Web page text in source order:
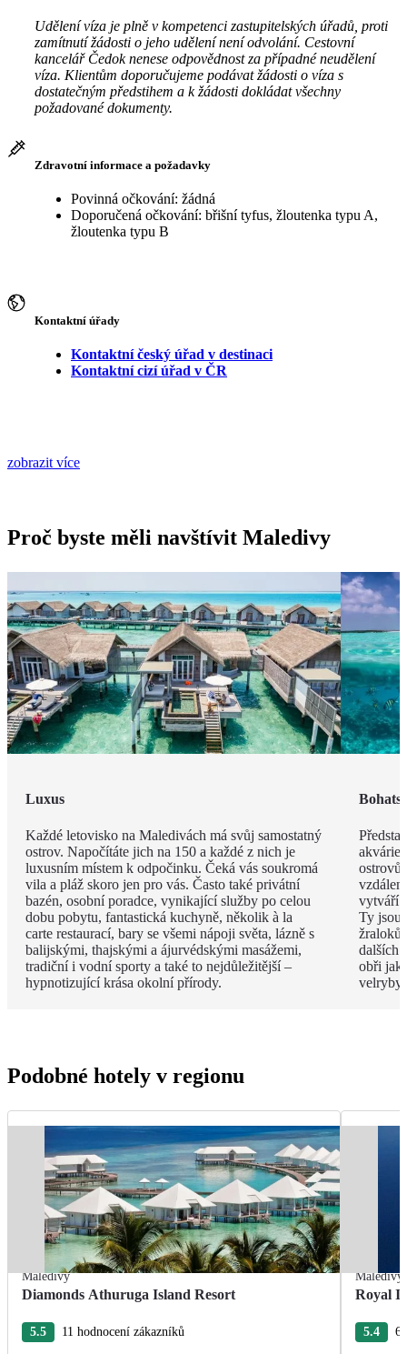
Udělení víza je plně v kompetenci zastupitelských úřadů, proti
zamítnutí žádosti o jeho udělení není odvolání. Cestovní
kancelář Čedok nenese odpovědnost za případné neudělení
víza. Klientům doporučujeme podávat žádosti o víza s
dostatečným předstihem a k žádosti dokládat všechny
požadované dokumenty.
Zdravotní informace a požadavky
Povinná očkování: žádná
Doporučená očkování: břišní tyfus, žloutenka typu A,
žloutenka typu B
Kontaktní úřady
Kontaktní český úřad v destinaci
Kontaktní cizí úřad v ČR
zobrazit více
Proč byste měli navštívit Maledivy
Luxus
Každé letovisko na Maledivách má svůj samostatný
ostrov. Napočítáte jich na 150 a každé z nich je
luxusním místem k odpočinku. Čeká vás soukromá
vila a pláž skoro jen pro vás. Často také privátní
bazén, osobní poradce, vynikající služby po celou
dobu pobytu, fantastická kuchyně, několik à la
carte restaurací, bary se všemi nápoji světa, lázně s
balijskými, thajskými a ájurvédskými masážemi,
tradiční i vodní sporty a také to nejdůležitější –
hypnotizující krása okolní přírody.
ostrovů
vytváří
Ty jsou
dalších
obři
velryby.
Podobné hotely v regionu
Maledivy
Diamonds Athuruga Island Resort
5.5 11 hodnocení zákazníků
Maledivy
Royal
5.4